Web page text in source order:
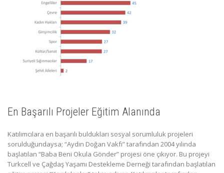
En Başarılı Projeler Eğitim Alanında
Katılımcılara en başarılı buldukları sosyal sorumluluk projeleri
sorulduğundaysa; “Aydın Doğan Vakfı” tarafından 2004 yılında
başlatılan “Baba Beni Okula Gönder” projesi öne çıkıyor. Bu projeyi
Turkcell ve Çağdaş Yaşamı Destekleme Derneği tarafından başlatılan